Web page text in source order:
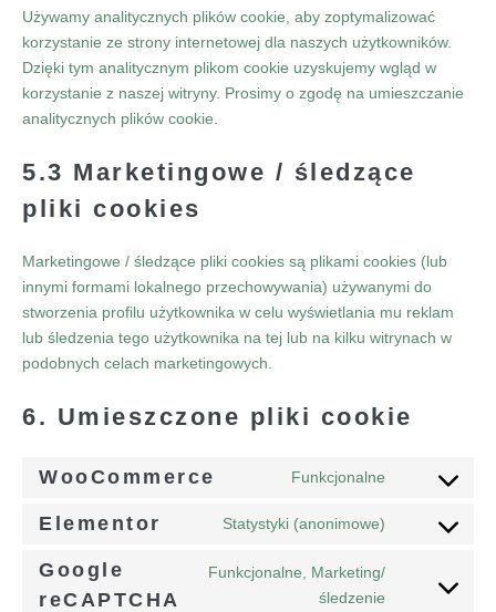
Używamy analitycznych plików cookie, aby zoptymalizować
korzystanie ze strony internetowej dla naszych użytkowników.
Dzięki tym analitycznym plikom cookie uzyskujemy wgląd w
korzystanie z naszej witryny. Prosimy o zgodę na umieszczanie
analitycznych plików cookie.
5.3 Marketingowe / śledzące
pliki cookies
Marketingowe / śledzące pliki cookies są plikami cookies (lub
innymi formami lokalnego przechowywania) używanymi do
stworzenia profilu użytkownika w celu wyświetlania mu reklam
lub śledzenia tego użytkownika na tej lub na kilku witrynach w
podobnych celach marketingowych.
6. Umieszczone pliki cookie
WooCommerce Funkcjonalne
Elementor Statystyki (anonimowe)
Google
reCAPTCHA
Funkcjonalne, Marketing/
śledzenie